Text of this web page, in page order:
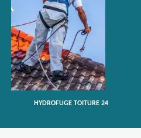
HYDROFUGE TOITURE 24